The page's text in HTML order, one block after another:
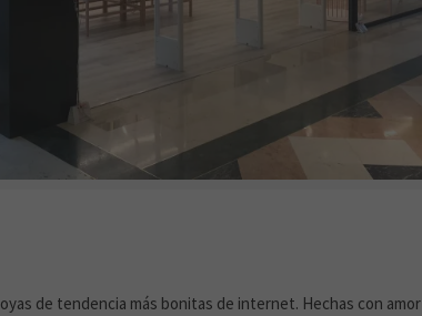
de tendencia más bonitas de internet. Hechas con amor